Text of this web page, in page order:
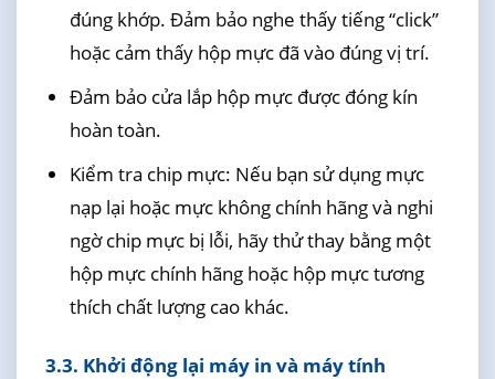
đúng khớp. Đảm bảo nghe thấy tiếng “click”
hoặc cảm thấy hộp mực đã vào đúng vị trí.
Đảm bảo cửa lắp hộp mực được đóng kín
hoàn toàn.
Kiểm tra chip mực: Nếu bạn sử dụng mực
nạp lại hoặc mực không chính hãng và nghi
ngờ chip mực bị lỗi, hãy thử thay bằng một
hộp mực chính hãng hoặc hộp mực tương
thích chất lượng cao khác.
3.3. Khởi động lại máy in và máy tính